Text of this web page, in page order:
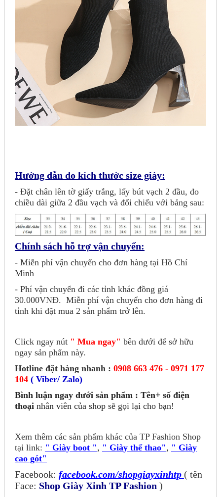
Hướng dẫn đo kích thước size giày:
- Đặt chân lên tờ giấy trắng, lấy bút vạch 2 đầu, đo
chiều dài giữa 2 đầu vạch và đối chiếu với bảng sau:
Chính sách hỗ trợ vận chuyển:
- Miễn phí vận chuyển cho đơn hàng tại Hồ Chí
Minh
- Phí vận chuyển đi các tỉnh khác đồng giá
30.000VNĐ. Miễn phí vận chuyển cho đơn hàng đi
tỉnh khi đặt mua 2 sản phẩm trở lên.
Click ngay nút" Mua ngay" bên dưới để sở hữu
ngay sản phẩm này.
Hotline đặt hàng nhanh : 0908 663 476 - 0971 177
104( Viber/ Zalo)
Bình luận ngay dưới sản phẩm : Tên+ số điện
thoại nhân viên của shop sẽ gọi lại cho bạn!
Xem thêm các sản phẩm khác của TP Fashion Shop
tại link: " Giày boot ", " Giày thể thao", " Giày
cao gót"
Facebook: facebook.com/shopgiayxinhtp ( tên
Face: Shop Giày Xinh TP Fashion )